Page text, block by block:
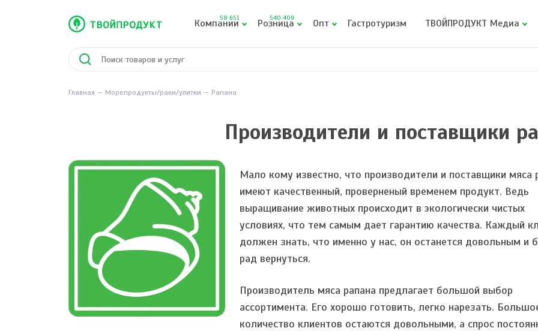
Компании
58 651 Розница
540 409 Опт Гастротуризм ТВОЙПРОДУКТ Медиа
Главная Морепродукты/раки/улитки Рапана
Производители и поставщики
Мало кому известно, что производители и поставщики мяса
имеют качественный, проверненый временем продукт. Ведь
выращивание животных происходит в экологически чистых
условиях, что тем самым дает гарантию качества. Каждый
должен знать, что именно у нас, он останется довольным и
рад вернуться.
Производитель мяса рапана предлагает большой выбор
ассортимента. Его хорошо готовить, легко нарезать.
количество клиентов остаются довольными, а спрос